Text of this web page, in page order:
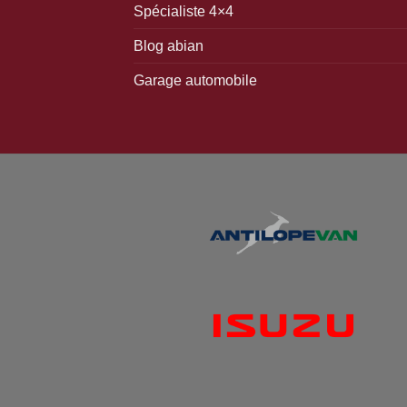
Éclairages diversSpécialiste 4×4
Blog abian
Garage automobile